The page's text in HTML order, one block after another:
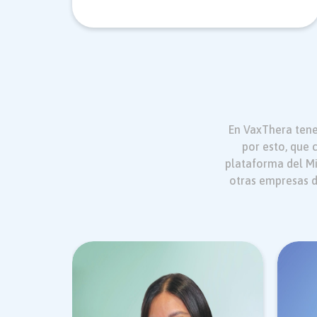
En VaxThera
por esto, que
plataforma del
otras empresas